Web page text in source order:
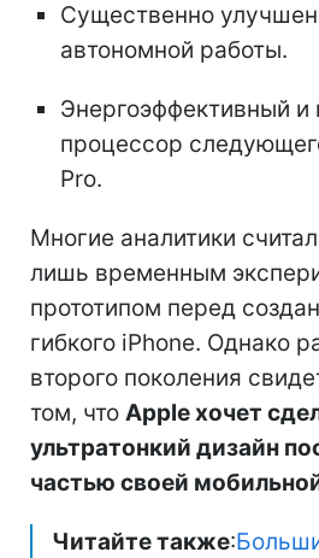
Существенно
автономной работы.
Энергоэффективный
процессор
Pro.
Многие аналитики
лишь временным
прототипом перед
гибкого iPhone. Однако
второго поколения
том, что Apple хочет
ультратонкий дизайн
частью своей
Читайте также: